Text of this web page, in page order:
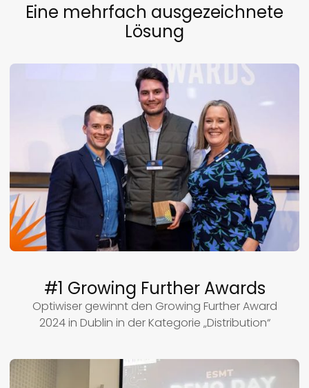
Eine mehrfach ausgezeichnete
Lösung
#1 Growing Further Awards
Optiwiser gewinnt den Growing Further Award
2024 in Dublin in der Kategorie „Distribution“